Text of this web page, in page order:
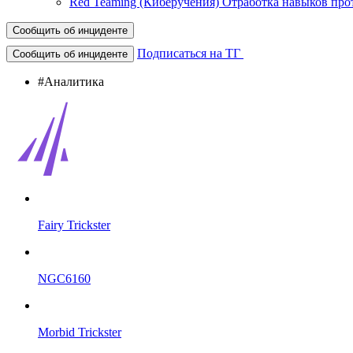
Сообщить об инциденте
Сообщить об инциденте
Подписаться на ТГ
#Аналитика
Fairy Trickster
NGC6160
Morbid Trickster